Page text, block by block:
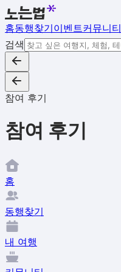
홈동행찾기이벤트커뮤니티
검색
참여 후기
참여 후기
홈
동행찾기
내 여행